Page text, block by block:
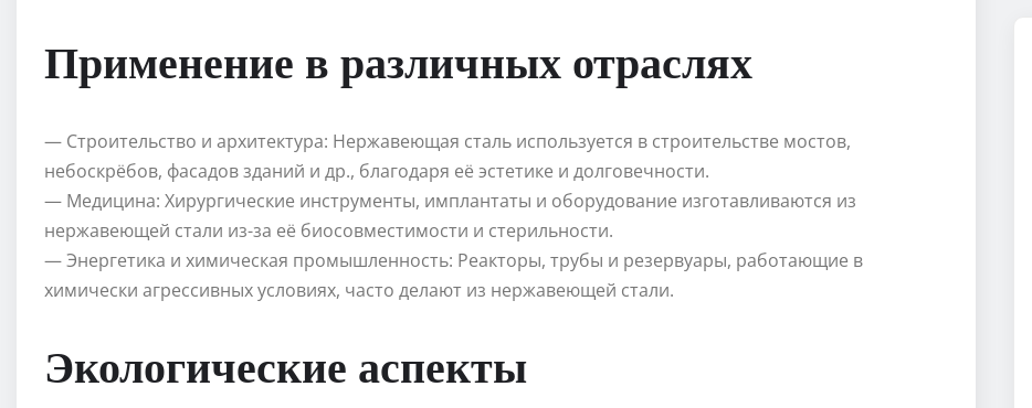
Применение в различных отраслях
— Строительство и архитектура: Нержавеющая сталь используется в строительстве мостов,
небоскрёбов, фасадов зданий и др., благодаря её эстетике и долговечности.
— Медицина: Хирургические инструменты, имплантаты и оборудование изготавливаются из
нержавеющей стали из-за её биосовместимости и стерильности.
— Энергетика и химическая промышленность: Реакторы, трубы и резервуары, работающие в
химически агрессивных условиях, часто делают из нержавеющей стали.
Экологические аспекты